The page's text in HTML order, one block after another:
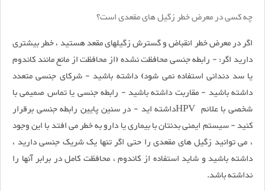
چه کسی در معرض خطر زگیل های مقعدی است؟
اگر در معرض خطر انقباض و گسترش زگیلهای مقعد هستید ، خطر بیشتری
دارید اگر: - رابطه جنسی محافظت نشده (از محافظت از مانع مانند کاندوم
یا سد دندانی استفاده نمی شود) داشته باشید - شرکای جنسی متعدد
داشته باشید - مقاربت داشته باشید - رابطه جنسی یا تماس صمیمی با
شخصی با علائم HPVداشته اید - در سنین پایین رابطه جنسی برقرار
کنید - سیستم ایمنی بدنتان با بیماری یا دارو به خطر می افتد با این وجود
، می توانید زگیل های مقعدی را حتی اگر تنها یک شریک جنسی دارید ،
داشته باشید و شاید استفاده از کاندوم ، محافظت کامل در برابر آنها را
نداشته باشد.